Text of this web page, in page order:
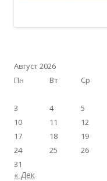
Август 2026
Пн
Вт Ср
3
4 5
10
11 12
17
18 19
24
25 26
31
« Дек